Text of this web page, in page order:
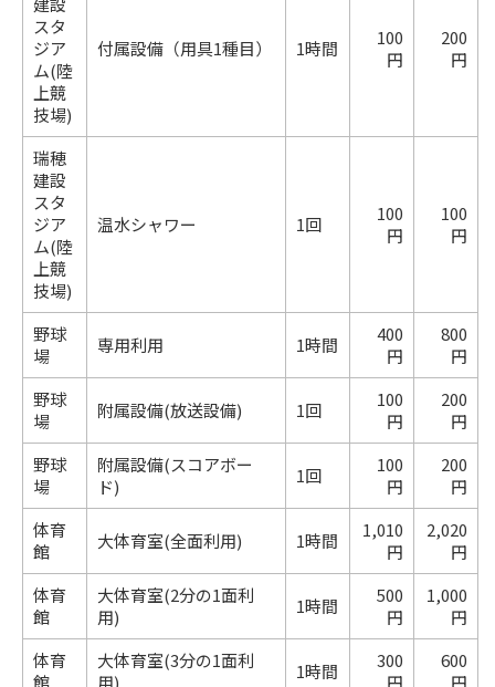
スタ
ジア
ム(陸
上競
技場)
付属設備（用具1種目） 1時間
100
円
200
円
瑞穂
建設
スタ
ジア
ム(陸
上競
技場)
温水シャワー 1回
100
円
100
円
野球
場
専用利用 1時間
400
円
800
円
野球
場
附属設備(放送設備) 1回
100
円
200
円
野球
場
附属設備(スコアボー
ド)
1回
100
円
200
円
体育
館
大体育室(全面利用) 1時間
1,010
円
2,020
円
体育
館
大体育室(2分の1面利
用)
1時間
500
円
1,000
円
体育
館
大体育室(3分の1面利
用)
1時間
300
円
600
円